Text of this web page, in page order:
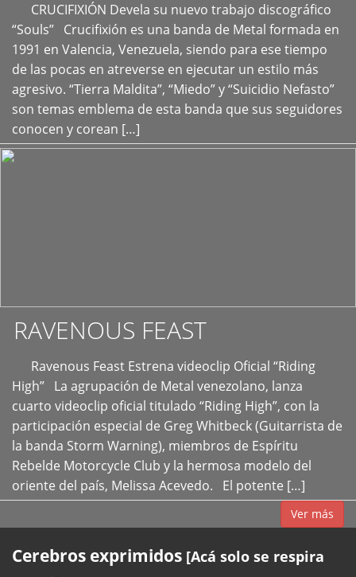
CRUCIFIXIÓN Devela su nuevo trabajo discográfico
“Souls” Crucifixión es una banda de Metal formada en
1991 en Valencia, Venezuela, siendo para ese tiempo
de las pocas en atreverse en ejecutar un estilo más
agresivo. “Tierra Maldita”, “Miedo” y “Suicidio Nefasto”
son temas emblema de esta banda que sus seguidores
conocen y corean […]
+
RAVENOUS FEAST
Ravenous Feast Estrena videoclip Oficial “Riding
High” La agrupación de Metal venezolano, lanza
cuarto videoclip oficial titulado “Riding High”, con la
participación especial de Greg Whitbeck (Guitarrista de
la banda Storm Warning), miembros de Espíritu
Rebelde Motorcycle Club y la hermosa modelo del
oriente del país, Melissa Acevedo. El potente […]
Ver más
Cerebros exprimidos [Acá solo se respira